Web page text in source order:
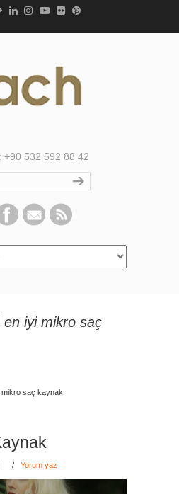
+90 532 592 88 42
en iyi mikro saç
mikro saç kaynak
/ Yorum yaz